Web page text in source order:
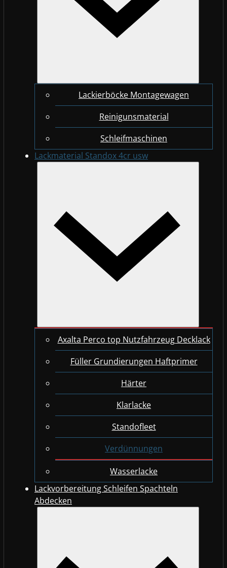
Lackierböcke Montagewagen
Reinigunsmaterial
Schleifmaschinen
Lackmaterial Standox 4cr usw
Axalta Perco top Nutzfahrzeug Decklack
Füller Grundierungen Haftprimer
Härter
Klarlacke
Standofleet
Verdünnungen
Wasserlacke
Lackvorbereitung Schleifen Spachteln
Abdecken